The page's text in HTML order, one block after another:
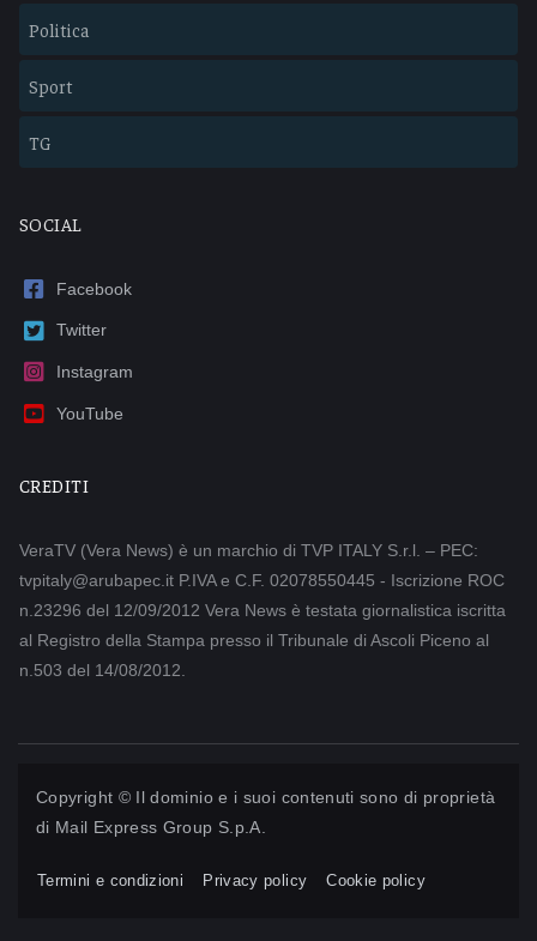
Politica
Sport
TG
SOCIAL
Facebook
Twitter
Instagram
YouTube
CREDITI
VeraTV (Vera News) è un marchio di TVP ITALY S.r.l. – PEC:
tvpitaly@arubapec.it P.IVA e C.F. 02078550445 - Iscrizione ROC
n.23296 del 12/09/2012 Vera News è testata giornalistica iscritta
al Registro della Stampa presso il Tribunale di Ascoli Piceno al
n.503 del 14/08/2012.
Copyright © Il dominio e i suoi contenuti sono di proprietà
di Mail Express Group S.p.A.
Termini e condizioni Privacy policy Cookie policy